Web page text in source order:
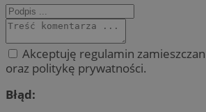
Akceptuję regulamin
oraz politykę prywatności.
Błąd: